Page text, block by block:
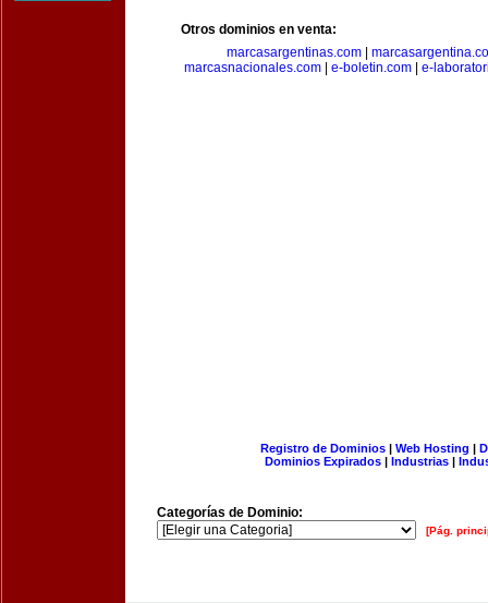
Otros dominios en venta:
marcasargentinas.com
marcasnacionales.com| e-boletin.com| e-
Registro de Dominios| Web Hosting |
Dominios Expirados | Industrias |
Categorías de Dominio:
[Pág.